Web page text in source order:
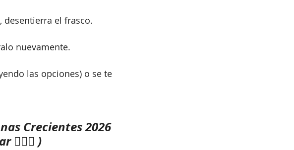
desentierra el frasco.
nuevamente.
las opciones) o se te
Crecientes 2026
)